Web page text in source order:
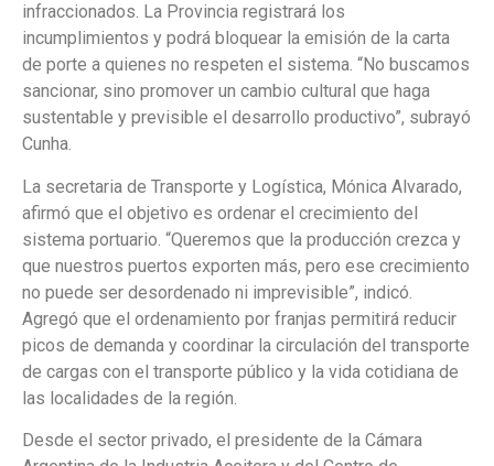
infraccionados. La Provincia registrará los
incumplimientos y podrá bloquear la emisión de la carta
de porte a quienes no respeten el sistema. “No buscamos
sancionar, sino promover un cambio cultural que haga
sustentable y previsible el desarrollo productivo”, subrayó
Cunha.
La secretaria de Transporte y Logística, Mónica Alvarado,
afirmó que el objetivo es ordenar el crecimiento del
sistema portuario. “Queremos que la producción crezca y
que nuestros puertos exporten más, pero ese crecimiento
no puede ser desordenado ni imprevisible”, indicó.
Agregó que el ordenamiento por franjas permitirá reducir
picos de demanda y coordinar la circulación del transporte
de cargas con el transporte público y la vida cotidiana de
las localidades de la región.
Desde el sector privado, el presidente de la Cámara